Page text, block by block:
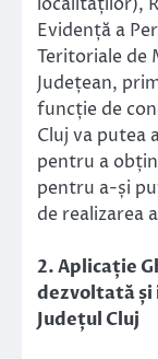
Evidență a
Teritoriale de
Județean,
funcție de
Cluj va putea
pentru a
pentru a-și
de realizarea
2. Aplicație
dezvoltată și
Județul Cluj